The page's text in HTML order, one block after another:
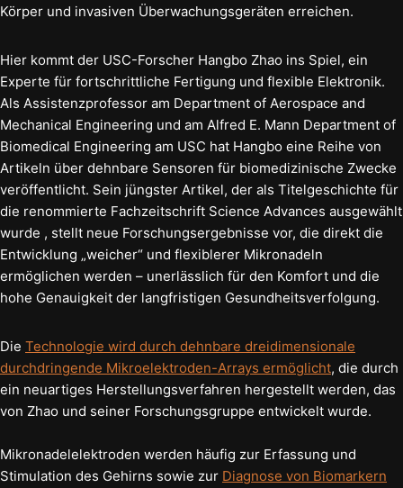
Körper und invasiven Überwachungsgeräten erreichen.
Hier kommt der USC-Forscher Hangbo Zhao ins Spiel, ein
Experte für fortschrittliche Fertigung und flexible Elektronik.
Als Assistenzprofessor am Department of Aerospace and
Mechanical Engineering und am Alfred E. Mann Department of
Biomedical Engineering am USC hat Hangbo eine Reihe von
Artikeln über dehnbare Sensoren für biomedizinische Zwecke
veröffentlicht. Sein jüngster Artikel, der als Titelgeschichte für
die renommierte Fachzeitschrift Science Advances ausgewählt
wurde , stellt neue Forschungsergebnisse vor, die direkt die
Entwicklung „weicher“ und flexiblerer Mikronadeln
ermöglichen werden – unerlässlich für den Komfort und die
hohe Genauigkeit der langfristigen Gesundheitsverfolgung.
Die Technologie wird durch dehnbare dreidimensionale
durchdringende Mikroelektroden-Arrays ermöglicht, die durch
ein neuartiges Herstellungsverfahren hergestellt werden, das
von Zhao und seiner Forschungsgruppe entwickelt wurde.
Mikronadelelektroden werden häufig zur Erfassung und
Stimulation des Gehirns sowie zur Diagnose von Biomarkern